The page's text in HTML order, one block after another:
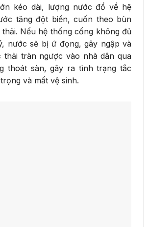
kéo dài, lượng nước đổ về hệ
tăng đột biến, cuốn theo bùn
Nếu hệ thống cống không đủ
nước sẽ bị ứ đọng, gây ngập và
thải tràn ngược vào nhà dân qua
thoát sàn, gây ra tình trạng tắc
và mất vệ sinh.